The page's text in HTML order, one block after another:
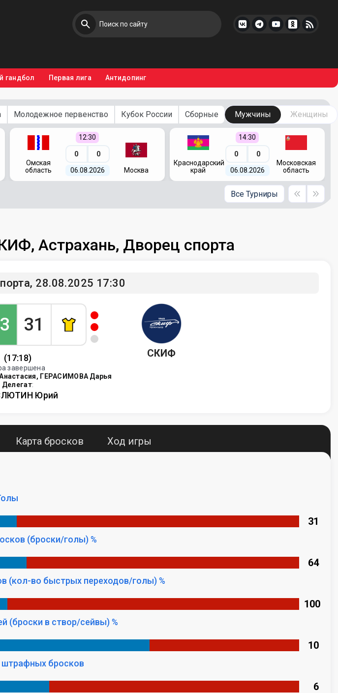
гандбол Первая лига Антидопинг
Молодежное первенство Кубок России Сборные Мужчины Женщины
Омская
область
12:30
0 0
06.08.2026 Москва
Краснодарский
край
14:30
0 0
06.08.2026
Московская
область
Все Турниры
Астрахань, Дворец спорта
28.08.2025 17:30
31
(17:18)
завершена
ГЕРАСИМОВА Дарья
Делегат:
Юрий
СКИФ
Карта бросков Ход игры
31
(броски/голы) %
64
(кол-во быстрых переходов/голы) %
100
(броски в створ/сейвы) %
10
штрафных бросков
6